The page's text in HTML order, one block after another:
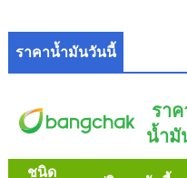
ราคาน้ำมันวันนี้